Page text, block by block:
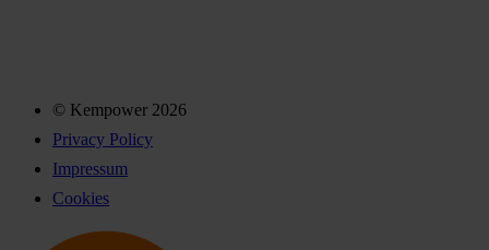
© Kempower 2026
Privacy Policy
Impressum
Cookies